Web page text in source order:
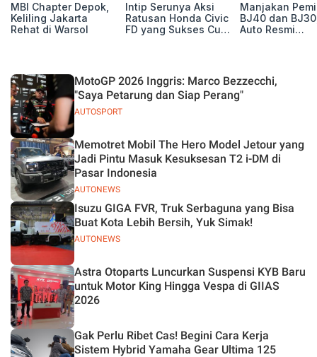
MBI Chapter Depok,
Keliling Jakarta
Rehat di Warsol
Intip Serunya Aksi
Ratusan Honda Civic
FD yang Sukses Curi
Manjakan
BJ40 dan
Auto Resmi
AUTOSPORT
MotoGP 2026 Inggris: Marco Bezzecchi,
"Saya Petarung dan Siap Perang"
AUTONEWS
Memotret Mobil The Hero Model Jetour yang
Jadi Pintu Masuk Kesuksesan T2 i-DM di
Pasar Indonesia
AUTONEWS
Isuzu GIGA FVR, Truk Serbaguna yang Bisa
Buat Kota Lebih Bersih, Yuk Simak!
Astra Otoparts Luncurkan Suspensi KYB Baru
untuk Motor King Hingga Vespa di GIIAS
2026
Gak Perlu Ribet Cas! Begini Cara Kerja
Sistem Hybrid Yamaha Gear Ultima 125